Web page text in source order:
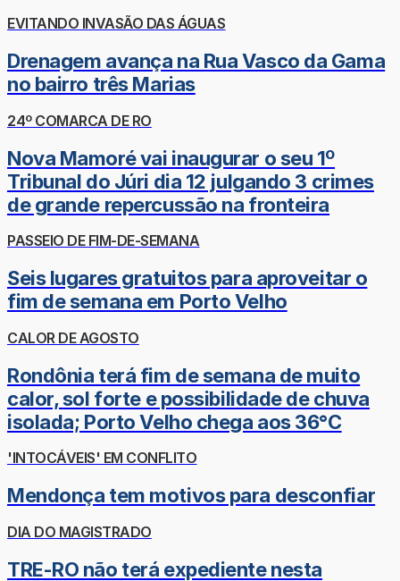
EVITANDO INVASÃO DAS ÁGUAS
Drenagem avança na Rua Vasco da Gama
no bairro três Marias
24º COMARCA DE RO
Nova Mamoré vai inaugurar o seu 1º
Tribunal do Júri dia 12 julgando 3 crimes
de grande repercussão na fronteira
PASSEIO DE FIM-DE-SEMANA
Seis lugares gratuitos para aproveitar o
fim de semana em Porto Velho
CALOR DE AGOSTO
Rondônia terá fim de semana de muito
calor, sol forte e possibilidade de chuva
isolada; Porto Velho chega aos 36°C
'INTOCÁVEIS' EM CONFLITO
Mendonça tem motivos para desconfiar
DIA DO MAGISTRADO
TRE-RO não terá expediente nesta